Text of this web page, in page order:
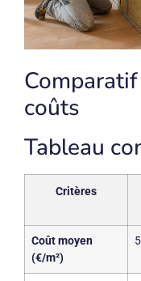
coûts
Tableau
Critères
Coût moyen
(€/m²)